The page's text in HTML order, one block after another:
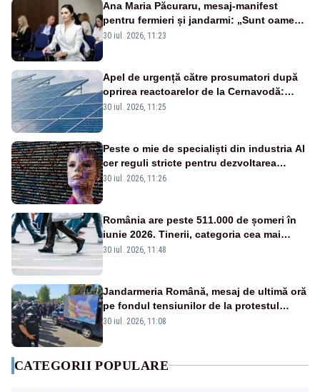
Ana Maria Păcuraru, mesaj-manifest
pentru fermieri și jandarmi: „Sunt oameni
disperați, nu sunt răufăcători”
30 iul. 2026, 11:23
Apel de urgență către prosumatori după
oprirea reactoarelor de la Cernavodă:
România are nevoie de energie
30 iul. 2026, 11:25
Peste o mie de specialiști din industria AI
cer reguli stricte pentru dezvoltarea
inteligenței artificiale
30 iul. 2026, 11:26
România are peste 511.000 de șomeri în
iunie 2026. Tinerii, categoria cea mai
afectată
30 iul. 2026, 11:48
Jandarmeria Română, mesaj de ultimă oră
pe fondul tensiunilor de la protestul
masiv al fermierilor - VIDEO
30 iul. 2026, 11:08
CATEGORII POPULARE